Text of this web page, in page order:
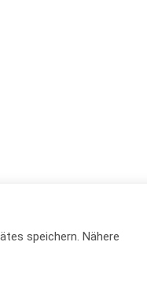
speichern. Nähere